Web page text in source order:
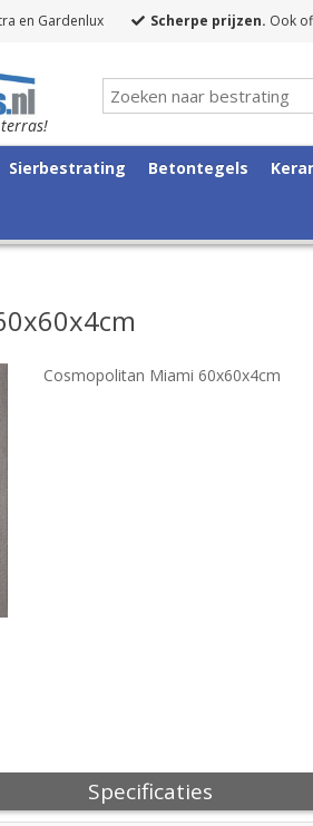
en Gardenlux Scherpe prijzen. Ook
Sierbestrating Betontegels
Cosmopolitan Miami 60x60x4cm
Specificaties